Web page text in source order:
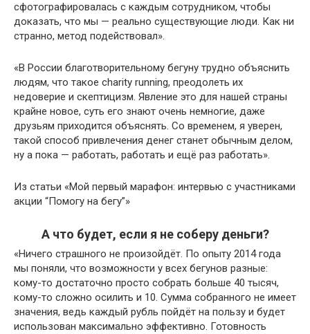
сфотографировалась с каждым сотрудником, чтобы
доказать, что мы — реально существующие люди. Как ни
странно, метод подействовал».
«В России благотворительному бегуну трудно объяснить
людям, что такое charity running, преодолеть их
недоверие и скептицизм. Явление это для нашей страны
крайне новое, суть его знают очень немногие, даже
друзьям приходится объяснять. Со временем, я уверен,
такой способ привлечения денег станет обычным делом,
ну а пока — работать, работать и ещё раз работать».
Из статьи «Мой первый марафон: интервью с участниками
акции “Помогу на бегу”»
А что будет, если я не соберу деньги?
«Ничего страшного не произойдёт. По опыту 2014 года
мы поняли, что возможности у всех бегунов разные:
кому-то достаточно просто собрать больше 40 тысяч,
кому-то сложно осилить и 10. Сумма собранного не имеет
значения, ведь каждый рубль пойдёт на пользу и будет
использован максимально эффективно. Готовность